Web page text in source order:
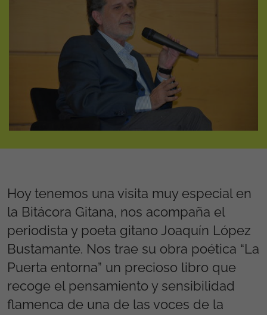
Hoy tenemos una visita muy especial en
la Bitácora Gitana, nos acompaña el
periodista y poeta gitano Joaquín López
Bustamante. Nos trae su obra poética “La
Puerta entorna” un precioso libro que
recoge el pensamiento y sensibilidad
flamenca de una de las voces de la